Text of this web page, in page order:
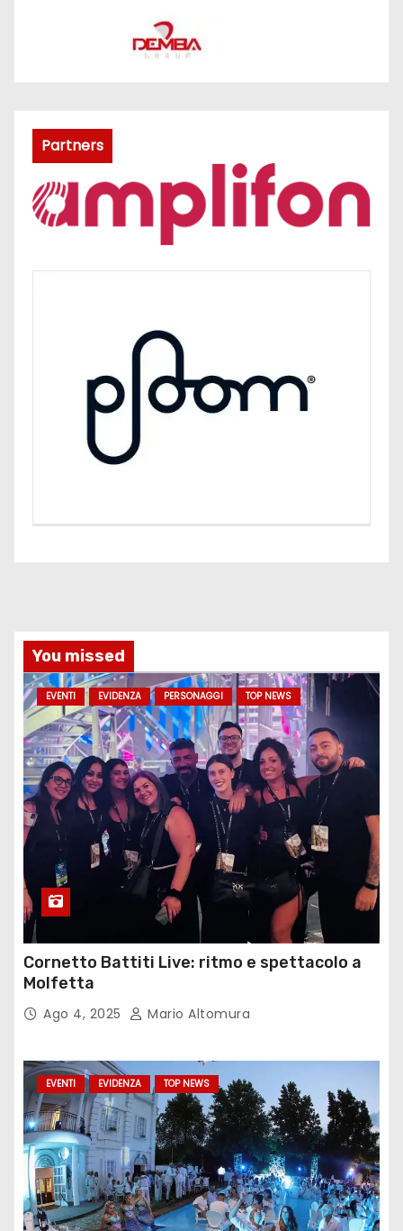
Partners
You missed
EVENTI EVIDENZA PERSONAGGI TOP NEWS
Cornetto Battiti Live: ritmo e spettacolo a
Molfetta
Ago 4, 2025 Mario Altomura
EVENTI EVIDENZA TOP NEWS